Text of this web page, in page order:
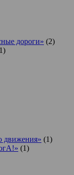
дороги» (2)
движения» (1)
(1)